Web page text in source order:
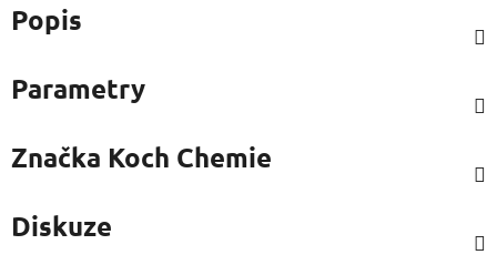
Popis
Parametry
Značka Koch Chemie
Diskuze